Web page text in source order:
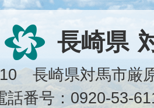
長崎県
長崎県対馬市
話番号：0920-53-